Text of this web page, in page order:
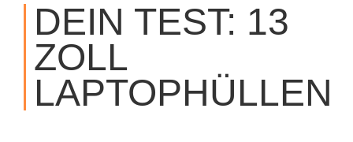
CONTENT
DEIN TEST: 13
ZOLL
LAPTOPHÜLLEN